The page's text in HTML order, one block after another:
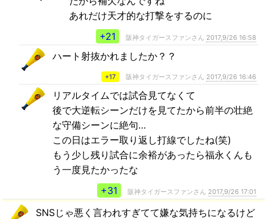
あれだけ天才的な打撃をするのに
+21
阪神タイガースファンさん 2017,9/26 16:58
ハート射抜かれましたか？？
+17 阪神タイガースファンさん 2017,9/26 16:46
リアルタイムでは試合見てなくて
後で大逆転シーンだけを見てたから前半の壮絶
な守備シーンに絶句…
この日はエラー取り返し打線でしたね(笑)
もう少し残り試合に余裕があったら福永くんも
う一度見たかったな
+31
阪神タイガースファンさん 2017,9/26 17:01
SNSじゃ悪く言われすぎてて嫌な気持ちになるけど